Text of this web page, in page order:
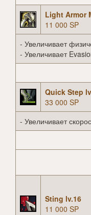
Light Armor
11 000 SP
- Увеличивает
- Увеличивает
Quick Step
33 000 SP
- Увеличивает
Sting lv.16
11 000 SP